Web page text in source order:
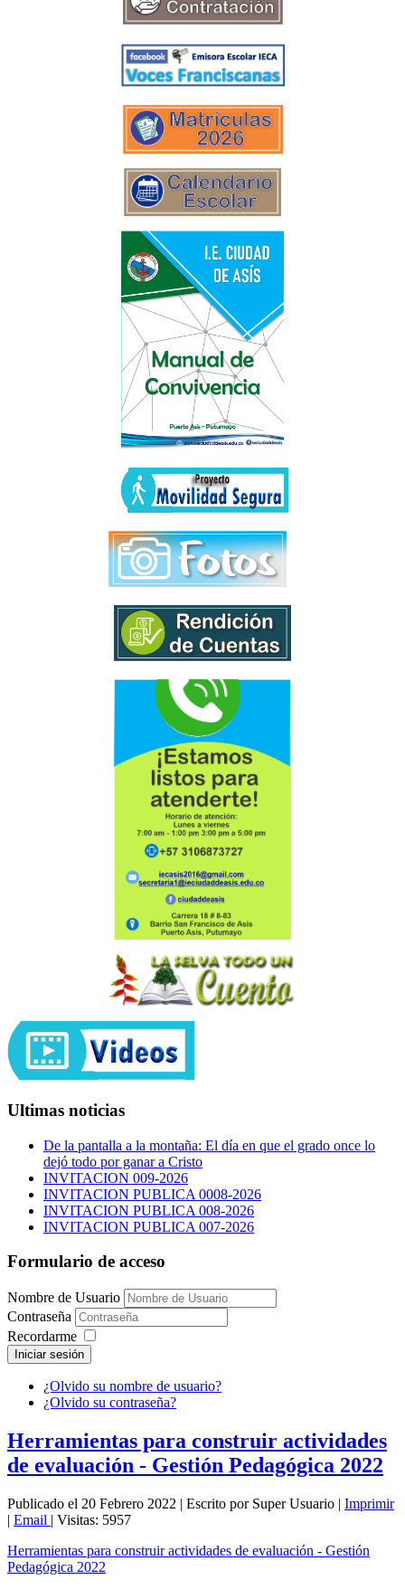
Ultimas noticias
De la pantalla a la montaña: El día en que el grado once lo
dejó todo por ganar a Cristo
INVITACION 009-2026
INVITACION PUBLICA 0008-2026
INVITACION PUBLICA 008-2026
INVITACION PUBLICA 007-2026
Formulario de acceso
Nombre de Usuario
Contraseña
Recordarme
Iniciar sesión
¿Olvido su nombre de usuario?
¿Olvido su contraseña?
Herramientas para construir actividades
de evaluación - Gestión Pedagógica 2022
Publicado el 20 Febrero 2022 | Escrito por Super Usuario | Imprimir
| Email | Visitas: 5957
Herramientas para construir actividades de evaluación - Gestión
Pedagógica 2022